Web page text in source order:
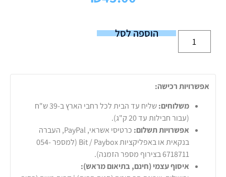
הוספה לסל
אפשרויות רכישה:
משלוחים:
שליח עד הבית לכל רחבי הארץ ב-39 ש"ח
(עבור חבילות עד 20 ק"ג).
אפשרויות תשלום:
כרטיסי אשראי, PayPal, העברה
בנקאית או באפליקציות Bit / Paybox (למספר 054-
6718711 בצירוף מספר הזמנה).
איסוף עצמי (חינם, בתיאום מראש):